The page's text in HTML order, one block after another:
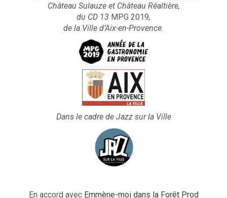
Château Sulauze et Château Réaltière,
du CD 13 MPG 2019,
de la Ville d’Aix-en-Provence.
Dans le cadre de Jazz sur la Ville
En accord avec Emmène-moi dans la Forêt Prod